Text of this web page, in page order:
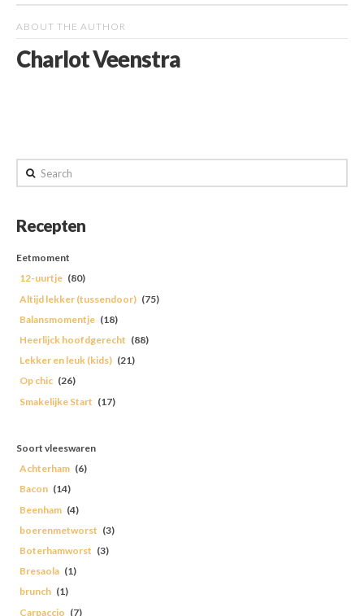
ABOUT THE AUTHOR
Charlot Veenstra
Search
Recepten
Eetmoment
12-uurtje (80)
Altijd lekker (tussendoor) (75)
Balansmomentje (18)
Heerlijck hoofdgerecht (88)
Lekker en leuk (kids) (21)
Op chic (26)
Smakelijke Start (17)
Soort vleeswaren
Achterham (6)
Bacon (14)
Beenham (4)
boerenmetworst (3)
Boterhamworst (3)
Bresaola (1)
brunch (1)
Carpaccio (7)